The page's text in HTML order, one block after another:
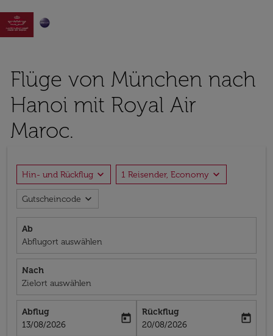

Flüge von München nach
Hanoi mit Royal Air
Maroc.
Hin- und Rückflug expand_more 1 Reisender, Economy expand_more
Gutscheincode expand_more
Ab
Abflugort auswählen
Nach
Zielort auswählen
Abflug
fc-booking-departure-date-aria-label
13/08/2026
today
Rückflug
fc-booking-return-date-aria-label
20/08/2026
today